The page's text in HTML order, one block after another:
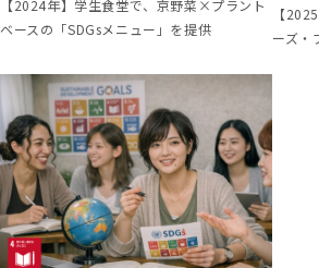
【2024年】学生食堂で、京野菜×プラント
ベースの「SDGsメニュー」を提供
【
ーズ・